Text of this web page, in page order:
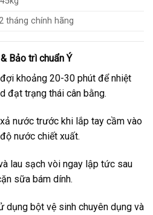
tháng chính hãng
Bảo trì chuẩn Ý
khoảng 20-30 phút để nhiệt
đạt trạng thái cân bằng.
nước trước khi lắp tay cầm vào
nước chiết xuất.
lau sạch vòi ngay lập tức sau
sữa bám dính.
dụng bột vệ sinh chuyên dụng và